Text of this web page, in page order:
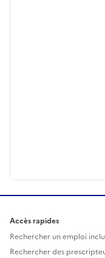
Accès rapides
Rechercher un emploi
Rechercher des